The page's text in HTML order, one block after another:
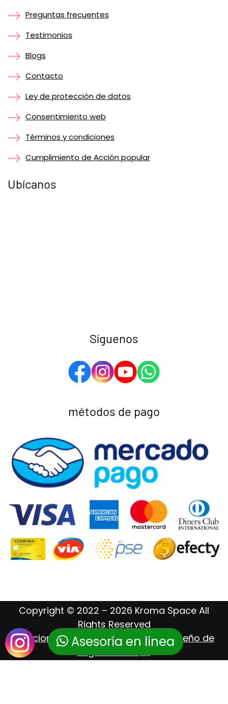
Asesoría en línea
Preguntas frecuentes
Testimonios
Blogs
Contacto
Ley de protección de datos
Consentimiento web
Términos y condiciones
Cumplimiento de Acción popular
Ubícanos
Síguenos
métodos de pago
Copyright © 2022 – 2026 Kroma Space All
Rights Reserved
Posicionamiento Web – Hosting – Diseño de
Páginas Web